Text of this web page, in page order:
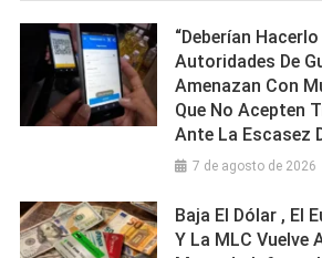
“Deberían
Autoridades De
Amenazan Con
Que No Acepten
Ante La Escasez
7 de agosto de 2026
Baja El Dólar , El
Y La MLC Vuelve